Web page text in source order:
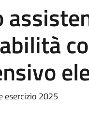
esercizio 2025